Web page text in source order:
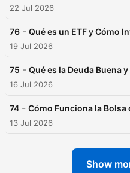
22 Jul 2026
76 - Qué es un ETF y Cómo
19 Jul 2026
75 - Qué es la Deuda Buena
16 Jul 2026
74 - Cómo Funciona la Bolsa
13 Jul 2026
Show